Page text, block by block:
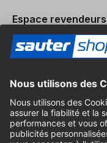
Espace revendeurs
Devenir revendeur
Mentions légales
Conditions Générales